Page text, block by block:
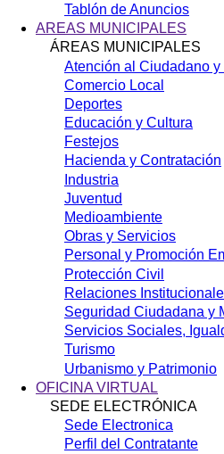
Tablón de Anuncios
AREAS MUNICIPALES
ÁREAS MUNICIPALES
Atención al Ciudadano y
Comercio Local
Deportes
Educación y Cultura
Festejos
Hacienda y Contratación
Industria
Juventud
Medioambiente
Obras y Servicios
Personal y Promoción
Protección Civil
Relaciones
Seguridad Ciudadana y
Servicios Sociales,
Turismo
Urbanismo y Patrimonio
OFICINA VIRTUAL
SEDE ELECTRÓNICA
Sede Electronica
Perfil del Contratante